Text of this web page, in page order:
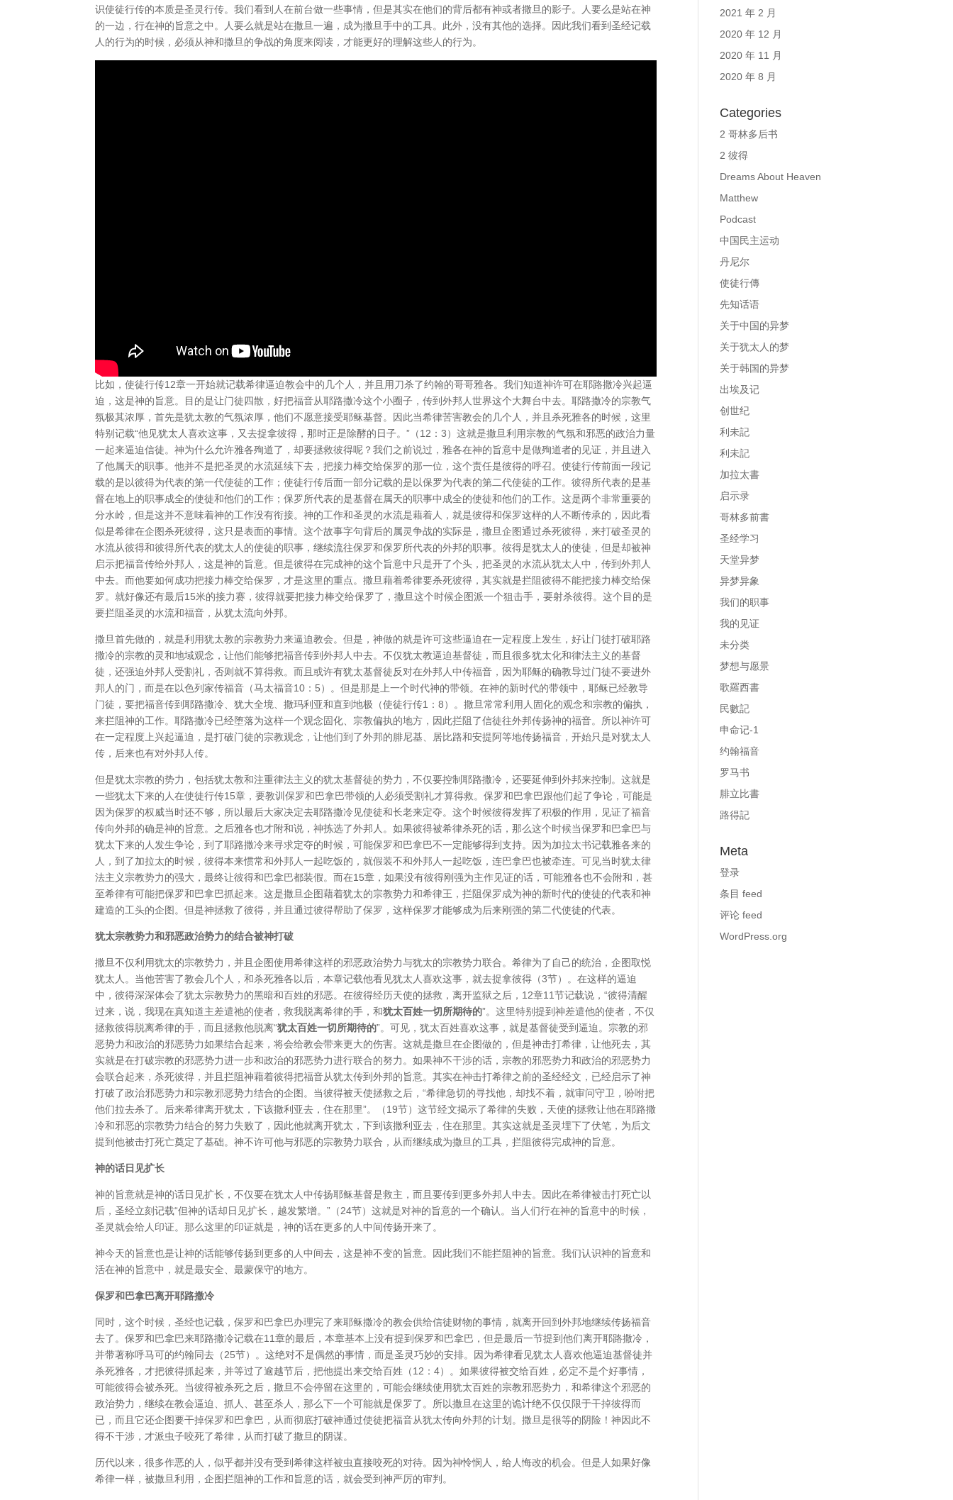
识使徒行传的本质是圣灵行传。我们看到人在前台做一些事情，但是其实在他们的背后都有神或者撒旦的影子。人要么是站在神
的一边，行在神的旨意之中。人要么就是站在撒旦一遍，成为撒旦手中的工具。此外，没有其他的选择。因此我们看到圣经记载
人的行为的时候，必须从神和撒旦的争战的角度来阅读，才能更好的理解这些人的行为。
比如，使徒行传12章一开始就记载希律逼迫教会中的几个人，并且用刀杀了约翰的哥哥雅各。我们知道神许可在耶路撒冷兴起逼
迫，这是神的旨意。目的是让门徒四散，好把福音从耶路撒冷这个小圈子，传到外邦人世界这个大舞台中去。耶路撒冷的宗教气
氛极其浓厚，首先是犹太教的气氛浓厚，他们不愿意接受耶稣基督。因此当希律苦害教会的几个人，并且杀死雅各的时候，这里
特别记载“他见犹太人喜欢这事，又去捉拿彼得，那时正是除酵的日子。”（12：3）这就是撒旦利用宗教的气氛和邪恶的政治力量
一起来逼迫信徒。神为什么允许雅各殉道了，却要拯救彼得呢？我们之前说过，雅各在神的旨意中是做殉道者的见证，并且进入
了他属天的职事。他并不是把圣灵的水流延续下去，把接力棒交给保罗的那一位，这个责任是彼得的呼召。使徒行传前面一段记
载的是以彼得为代表的第一代使徒的工作；使徒行传后面一部分记载的是以保罗为代表的第二代使徒的工作。彼得所代表的是基
督在地上的职事成全的使徒和他们的工作；保罗所代表的是基督在属天的职事中成全的使徒和他们的工作。这是两个非常重要的
分水岭，但是这并不意味着神的工作没有衔接。神的工作和圣灵的水流是藉着人，就是彼得和保罗这样的人不断传承的，因此看
似是希律在企图杀死彼得，这只是表面的事情。这个故事字句背后的属灵争战的实际是，撒旦企图通过杀死彼得，来打破圣灵的
水流从彼得和彼得所代表的犹太人的使徒的职事，继续流往保罗和保罗所代表的外邦的职事。彼得是犹太人的使徒，但是却被神
启示把福音传给外邦人，这是神的旨意。但是彼得在完成神的这个旨意中只是开了个头，把圣灵的水流从犹太人中，传到外邦人
中去。而他要如何成功把接力棒交给保罗，才是这里的重点。撒旦藉着希律要杀死彼得，其实就是拦阻彼得不能把接力棒交给保
罗。就好像还有最后15米的接力赛，彼得就要把接力棒交给保罗了，撒旦这个时候企图派一个狙击手，要射杀彼得。这个目的是
要拦阻圣灵的水流和福音，从犹太流向外邦。
撒旦首先做的，就是利用犹太教的宗教势力来逼迫教会。但是，神做的就是许可这些逼迫在一定程度上发生，好让门徒打破耶路
撒冷的宗教的灵和地域观念，让他们能够把福音传到外邦人中去。不仅犹太教逼迫基督徒，而且很多犹太化和律法主义的基督
徒，还强迫外邦人受割礼，否则就不算得救。而且或许有犹太基督徒反对在外邦人中传福音，因为耶稣的确教导过门徒不要进外
邦人的门，而是在以色列家传福音（马太福音10：5）。但是那是上一个时代神的带领。在神的新时代的带领中，耶稣已经教导
门徒，要把福音传到耶路撒冷、犹大全境、撒玛利亚和直到地极（使徒行传1：8）。撒旦常常利用人固化的观念和宗教的偏执，
来拦阻神的工作。耶路撒冷已经堕落为这样一个观念固化、宗教偏执的地方，因此拦阻了信徒往外邦传扬神的福音。所以神许可
在一定程度上兴起逼迫，是打破门徒的宗教观念，让他们到了外邦的腓尼基、居比路和安提阿等地传扬福音，开始只是对犹太人
传，后来也有对外邦人传。
但是犹太宗教的势力，包括犹太教和注重律法主义的犹太基督徒的势力，不仅要控制耶路撒冷，还要延伸到外邦来控制。这就是
一些犹太下来的人在使徒行传15章，要教训保罗和巴拿巴带领的人必须受割礼才算得救。保罗和巴拿巴跟他们起了争论，可能是
因为保罗的权威当时还不够，所以最后大家决定去耶路撒冷见使徒和长老来定夺。这个时候彼得发挥了积极的作用，见证了福音
传向外邦的确是神的旨意。之后雅各也才附和说，神拣选了外邦人。如果彼得被希律杀死的话，那么这个时候当保罗和巴拿巴与
犹太下来的人发生争论，到了耶路撒冷来寻求定夺的时候，可能保罗和巴拿巴不一定能够得到支持。因为加拉太书记载雅各来的
人，到了加拉太的时候，彼得本来惯常和外邦人一起吃饭的，就假装不和外邦人一起吃饭，连巴拿巴也被牵连。可见当时犹太律
法主义宗教势力的强大，最终让彼得和巴拿巴都装假。而在15章，如果没有彼得刚强为主作见证的话，可能雅各也不会附和，甚
至希律有可能把保罗和巴拿巴抓起来。这是撒旦企图藉着犹太的宗教势力和希律王，拦阻保罗成为神的新时代的使徒的代表和神
建造的工头的企图。但是神拯救了彼得，并且通过彼得帮助了保罗，这样保罗才能够成为后来刚强的第二代使徒的代表。
犹太宗教势力和邪恶政治势力的结合被神打破
撒旦不仅利用犹太的宗教势力，并且企图使用希律这样的邪恶政治势力与犹太的宗教势力联合。希律为了自己的统治，企图取悦
犹太人。当他苦害了教会几个人，和杀死雅各以后，本章记载他看见犹太人喜欢这事，就去捉拿彼得（3节）。在这样的逼迫
中，彼得深深体会了犹太宗教势力的黑暗和百姓的邪恶。在彼得经历天使的拯救，离开监狱之后，12章11节记载说，“彼得清醒
过来，说，我现在真知道主差遣祂的使者，救我脱离希律的手，和犹太百姓一切所期待的”。这里特别提到神差遣他的使者，不仅
拯救彼得脱离希律的手，而且拯救他脱离“犹太百姓一切所期待的”。可见，犹太百姓喜欢这事，就是基督徒受到逼迫。宗教的邪
恶势力和政治的邪恶势力如果结合起来，将会给教会带来更大的伤害。这就是撒旦在企图做的，但是神击打希律，让他死去，其
实就是在打破宗教的邪恶势力进一步和政治的邪恶势力进行联合的努力。如果神不干涉的话，宗教的邪恶势力和政治的邪恶势力
会联合起来，杀死彼得，并且拦阻神藉着彼得把福音从犹太传到外邦的旨意。其实在神击打希律之前的圣经经文，已经启示了神
打破了政治邪恶势力和宗教邪恶势力结合的企图。当彼得被天使拯救之后，“希律急切的寻找他，却找不着，就审问守卫，吩咐把
他们拉去杀了。后来希律离开犹太，下该撒利亚去，住在那里”。（19节）这节经文揭示了希律的失败，天使的拯救让他在耶路撒
冷和邪恶的宗教势力结合的努力失败了，因此他就离开犹太，下到该撒利亚去，住在那里。其实这就是圣灵埋下了伏笔，为后文
提到他被击打死亡奠定了基础。神不许可他与邪恶的宗教势力联合，从而继续成为撒旦的工具，拦阻彼得完成神的旨意。
神的话日见扩长
神的旨意就是神的话日见扩长，不仅要在犹太人中传扬耶稣基督是救主，而且要传到更多外邦人中去。因此在希律被击打死亡以
后，圣经立刻记载“但神的话却日见扩长，越发繁增。”（24节）这就是对神的旨意的一个确认。当人们行在神的旨意中的时候，
圣灵就会给人印证。那么这里的印证就是，神的话在更多的人中间传扬开来了。
神今天的旨意也是让神的话能够传扬到更多的人中间去，这是神不变的旨意。因此我们不能拦阻神的旨意。我们认识神的旨意和
活在神的旨意中，就是最安全、最蒙保守的地方。
保罗和巴拿巴离开耶路撒冷
同时，这个时候，圣经也记载，保罗和巴拿巴办理完了来耶稣撒冷的教会供给信徒财物的事情，就离开回到外邦地继续传扬福音
去了。保罗和巴拿巴来耶路撒冷记载在11章的最后，本章基本上没有提到保罗和巴拿巴，但是最后一节提到他们离开耶路撒冷，
并带著称呼马可的约翰同去（25节）。这绝对不是偶然的事情，而是圣灵巧妙的安排。因为希律看见犹太人喜欢他逼迫基督徒并
杀死雅各，才把彼得抓起来，并等过了逾越节后，把他提出来交给百姓（12：4）。如果彼得被交给百姓，必定不是个好事情，
可能彼得会被杀死。当彼得被杀死之后，撒旦不会停留在这里的，可能会继续使用犹太百姓的宗教邪恶势力，和希律这个邪恶的
政治势力，继续在教会逼迫、抓人、甚至杀人，那么下一个可能就是保罗了。所以撒旦在这里的诡计绝不仅仅限于干掉彼得而
已，而且它还企图要干掉保罗和巴拿巴，从而彻底打破神通过使徒把福音从犹太传向外邦的计划。撒旦是很等的阴险！神因此不
得不干涉，才派虫子咬死了希律，从而打破了撒旦的阴谋。
历代以来，很多作恶的人，似乎都并没有受到希律这样被虫直接咬死的对待。因为神怜悯人，给人悔改的机会。但是人如果好像
希律一样，被撒旦利用，企图拦阻神的工作和旨意的话，就会受到神严厉的审判。
2021 年 2 月
2020 年 12 月
2020 年 11 月
2020 年 8 月
Categories
2 哥林多后书
2 彼得
Dreams About Heaven
Matthew
Podcast
中国民主运动
丹尼尔
使徒行傳
先知话语
关于中国的异梦
关于犹太人的梦
关于韩国的异梦
出埃及记
创世纪
利未記
利未記
加拉太書
启示录
哥林多前書
圣经学习
天堂异梦
异梦异象
我们的职事
我的见证
未分类
梦想与愿景
歌羅西書
民數記
申命记-1
约翰福音
罗马书
腓立比書
路得記
Meta
登录
条目 feed
评论 feed
WordPress.org